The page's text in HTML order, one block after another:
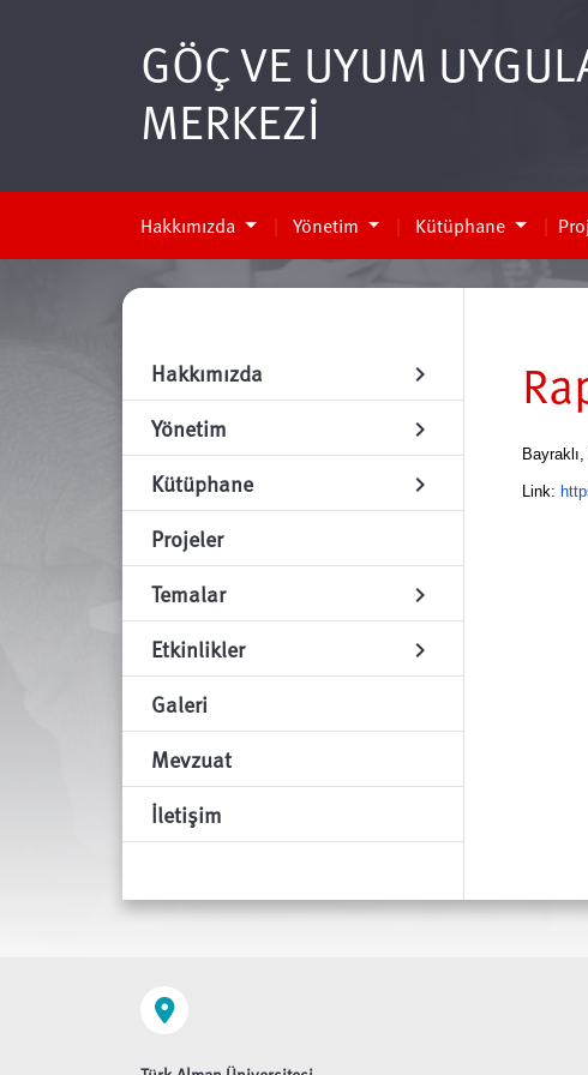
GÖÇ VE UYUM
MERKEZİ
Hakkımızda Yönetim Kütüphane
Hakkımızda chevron_right
Yönetim chevron_right
Kütüphane chevron_right
Projeler
Temalar
chevron_right
Etkinlikler chevron_right
Galeri
Mevzuat
İletişim
Link: